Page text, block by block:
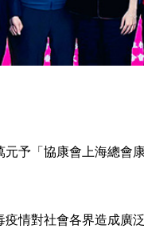
元予「協康會上海總會
情對社會各界造成廣